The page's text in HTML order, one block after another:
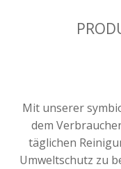
Mit unserer
dem
täglichen
Umweltschutz zu